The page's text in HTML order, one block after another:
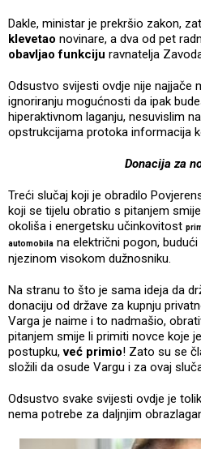
Dakle, ministar je prekršio zakon,
klevetao novinare, a dva od pet
obavljao funkciju ravnatelja
Odsustvo svijesti ovdje nije najjače
ignoriranju mogućnosti da ipak
hiperaktivnom laganju, nesuvislim
opstrukcijama protoka informacija
Donacija za
Treći slučaj koji je obradilo
koji se tijelu obratio s pitanjem
okoliša i energetsku učinkovitost
automobila na električni pogon,
njezinom visokom dužnosniku.
Na stranu to što je sama ideja da
donaciju od države za kupnju
Varga je naime i to nadmašio,
pitanjem smije li primiti novce koje
postupku,već primio! Zato su se
složili da osude Vargu i za ovaj
Odsustvo svake svijesti ovdje je
nema potrebe za daljnjim